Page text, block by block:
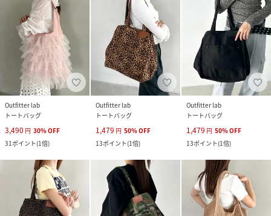
Outfitter lab
トートバッグ
3,490 円 30%OFF
31ポイント(1倍)
Outfitter lab
トートバッグ
1,479 円 50%OFF
13ポイント(1倍)
Outfitter lab
トートバッグ
1,479 円 50%OFF
13ポイント(1倍)